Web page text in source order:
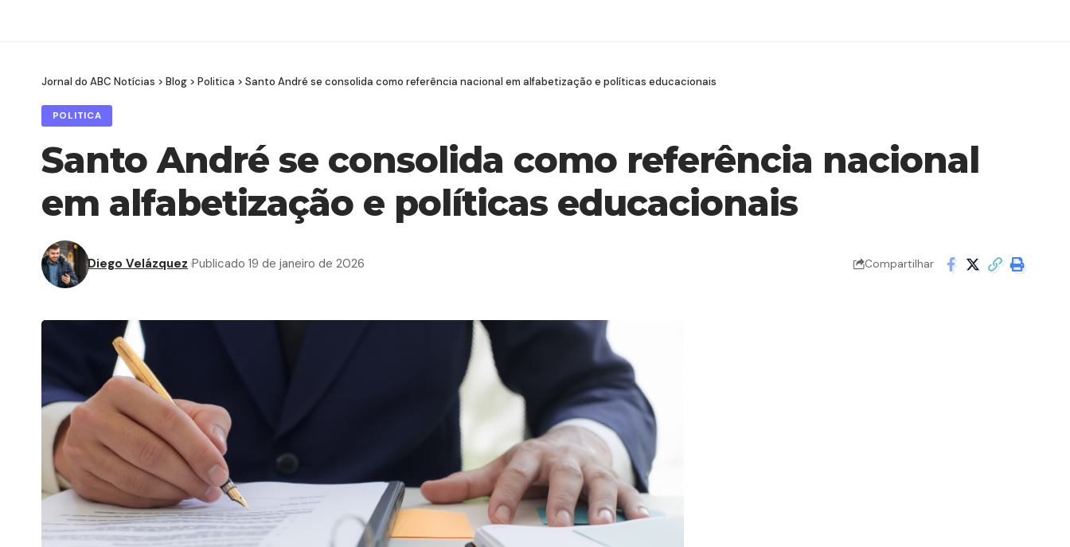
Jornal do ABC Notícias > Blog > Politica > Santo André se consolida como referência nacional em alfabetização e políticas educacionais
POLITICA
Santo André se consolida como referência nacional
em alfabetização e políticas educacionais
Diego Velázquez Publicado 19 de janeiro de 2026 Compartilhar